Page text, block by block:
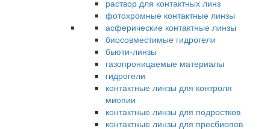
раствор для контактных линз
фотохромные контактные линзы
асферические контактные линзы
биосовместимые гидрогели
бьюти-линзы
газопроницаемые материалы
гидрогели
контактные линзы для контроля
миопии
контактные линзы для подростков
контактные линзы для пресбиопов